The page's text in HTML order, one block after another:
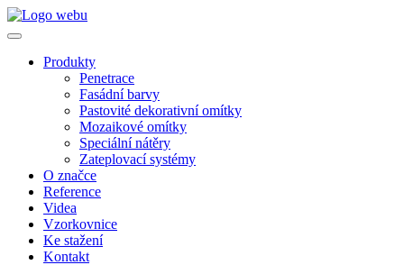
Produkty
Penetrace
Fasádní barvy
Pastovité dekorativní omítky
Mozaikové omítky
Speciální nátěry
Zateplovací systémy
O značce
Reference
Videa
Vzorkovnice
Ke stažení
Kontakt